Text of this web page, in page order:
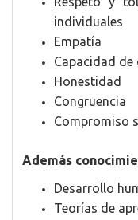
individuales
Empatía
Capacidad de
Honestidad
Congruencia
Compromiso
Además
Desarrollo
Teorías de